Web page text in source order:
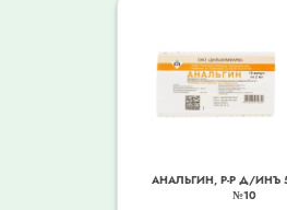
АНАЛЬГИН, Р-Р Д/ИНЪ
№10